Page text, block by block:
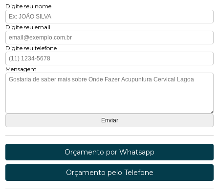
Digite seu nome
Digite seu email
Digite seu telefone
Mensagem
Orçamento por Whatsapp
Orçamento pelo Telefone